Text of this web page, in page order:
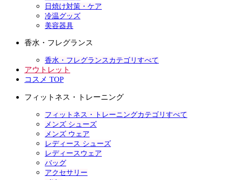
日焼け対策・ケア
冷温グッズ
美容器具
香水・フレグランス
香水・フレグランスカテゴリすべて
アウトレット
コスメ TOP
フィットネス・トレーニング
フィットネス・トレーニングカテゴリすべて
メンズ シューズ
メンズ ウェア
レディース シューズ
レディースウェア
バッグ
アクセサリー